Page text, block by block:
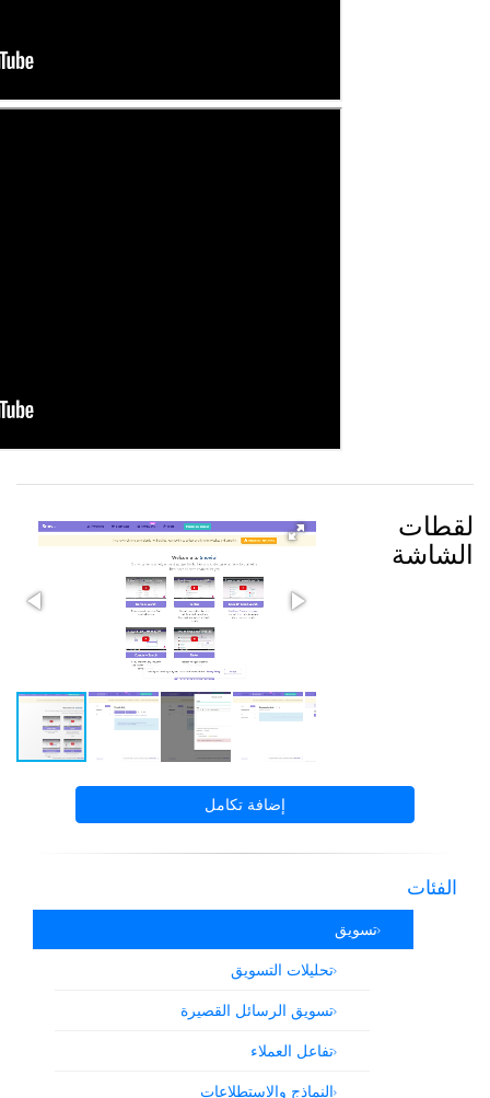
لقطات
الشاشة
إضافة تكامل
الفئات
تسويق
تحليلات التسويق
تسويق الرسائل القصيرة
تفاعل العملاء
النماذج والاستطلاعات